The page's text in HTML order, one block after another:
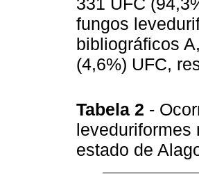
fungos
bibliográficos
(4,6%) UFC,
Tabela 2 -
leveduriformes
estado de